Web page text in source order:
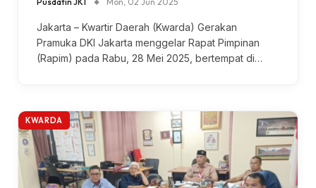
Jakarta – Kwartir Daerah (Kwarda) Gerakan
Pramuka DKI Jakarta menggelar Rapat Pimpinan
(Rapim) pada Rabu, 28 Mei 2025, bertempat di…
KWARDA